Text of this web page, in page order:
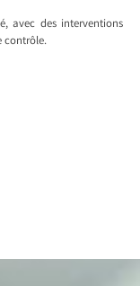
avec des interventions
contrôle.